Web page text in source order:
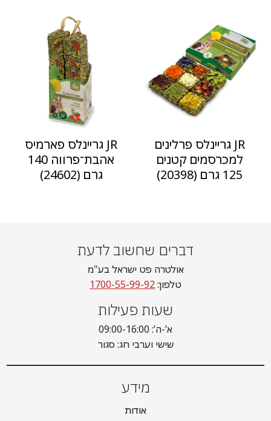
JR גריינלס פרלינים
למכרסמים קטנים
125 גרם (20398)
JR גריינלס פארמיס
אהבת־פרווה 140
גרם (24602)
דברים שחשוב לדעת
אולטרה פט ישראל בע"מ
טלפון:1700-55-99-92
שעות פעילות
א’-ה’: 09:00-16:00
שישי וערבי חג: סגור
מידע
אודות